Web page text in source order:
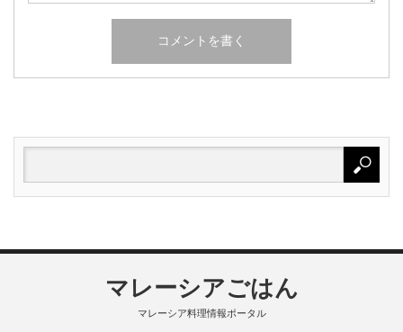
マレーシアごはん
マレーシア料理情報ポータル